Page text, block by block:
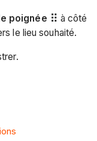
poignée
à côté
le lieu souhaité.